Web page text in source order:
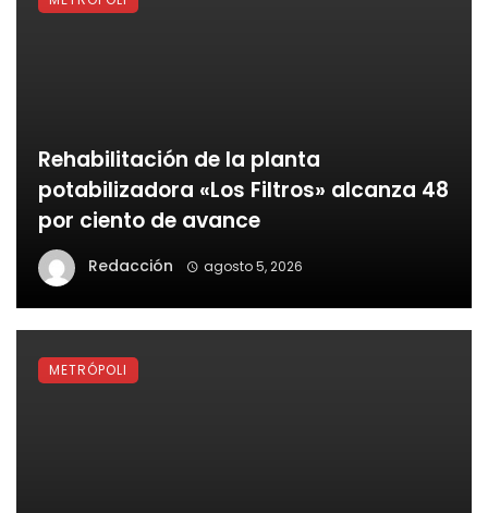
Rehabilitación de la planta
potabilizadora «Los Filtros» alcanza 48
por ciento de avance
Redacción agosto 5, 2026
METRÓPOLI